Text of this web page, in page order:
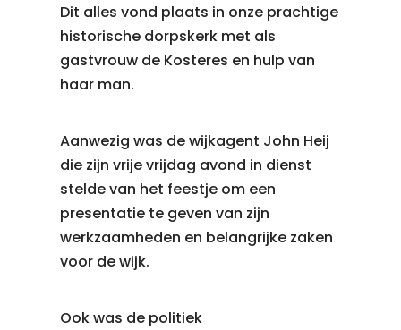
Dit alles vond plaats in onze prachtige
historische dorpskerk met als
gastvrouw de Kosteres en hulp van
haar man.
Aanwezig was de wijkagent John Heij
die zijn vrije vrijdag avond in dienst
stelde van het feestje om een
presentatie te geven van zijn
werkzaamheden en belangrijke zaken
voor de wijk.
Ook was de politiek